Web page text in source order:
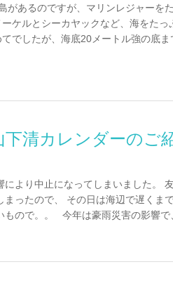
があるのですが、マリンレジャーを
ケルとシーカヤックなど、海をたっ
でしたが、海底20メートル強の底ま
清カレンダーのご
より中止になってしまいました。
ったので、 その日は海辺で遅くま
ので。。 今年は豪雨災害の影響で